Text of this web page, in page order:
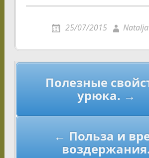
25/07/2015
Навигация
Полезные
урюка. →
← Польза и